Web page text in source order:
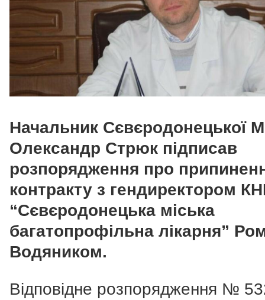
Начальник Сєвєродонецької
Олександр Стрюк підписав
розпорядження про
контракту з гендиректором
“Сєвєродонецька міська
багатопрофільна лікарня”
Водяником.
Відповідне розпорядження №